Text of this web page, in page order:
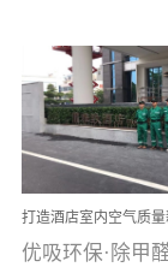
案例【深圳安居
内空气治理项目
乐寓 深圳市
为深圳安居集
打造酒店室内空气质
标杆——优吸环保·标杆
作：东莞美豪雅致酒
优吸环保·除甲